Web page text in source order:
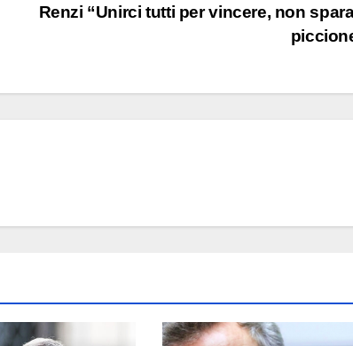
Renzi “Unirci tutti per vincere, non